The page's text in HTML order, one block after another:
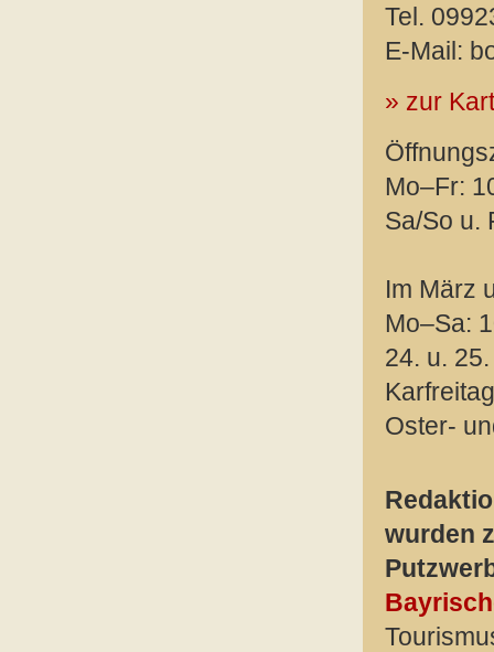
Tel.
E-Mail:
» zur
Mo–Fr:
Sa/So u.
Im März
Mo–Sa:
24. u.
Oster-
wurden